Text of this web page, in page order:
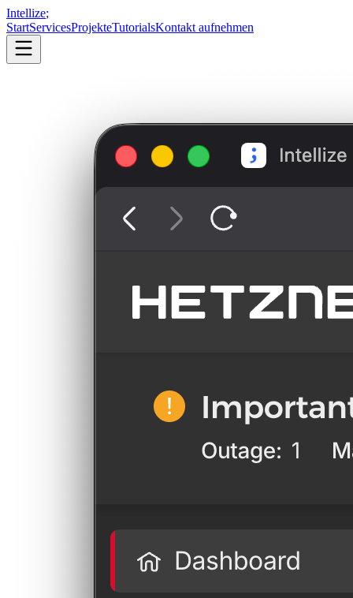
Intellize;
StartServicesProjekteTutorialsKontakt aufnehmen